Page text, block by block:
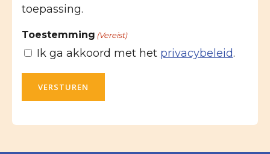
toepassing.
Toestemming (Vereist)
Ik ga akkoord met het privacybeleid.
VERSTUREN